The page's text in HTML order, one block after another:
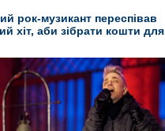
рок-музикант переспівав
хіт, аби зібрати кошти для